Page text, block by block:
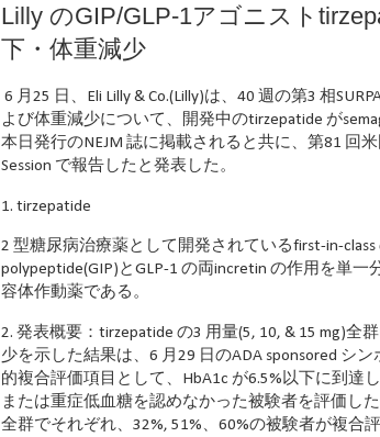
Lilly のGIP/GLP-1アゴニスト
下・体重減少
6 月25 日、Eli Lilly & Co.(Lilly)は、40 週の第3 相
よび体重減少について、開発中のtirzepatide が
本日発行のNEJM 誌に掲載されると共に、第81 回
Session で報告したと発表した。
1. tirzepatide
2 型糖尿病治療薬として開発されているfirst-in-
polypeptide(GIP)とGLP-1 の両incretin の作用を単
容体作動薬である。
2. 発表概要：tirzepatide の3 用量(5, 10, & 15 mg)全
少を示した結果は、6 月29 日のADA sponsored シ
的複合評価項目として、HbA1c が6.5%以下に到達
または重症低血糖を認めなかった被験者を評価し
全群でそれぞれ、32%, 51%、60%の被験者が複合